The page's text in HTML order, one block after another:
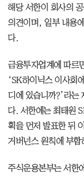
해당 서한이 회사의
의견이며, 일부 내용
다.
금융투자업계에 따르
‘SK하이닉스 이사회
디에 있습니까?’라는
다. 서한에는 최태원
획을 먼저 발표한 뒤
거버넌스 원칙에 부합
주식운용본부는 서한